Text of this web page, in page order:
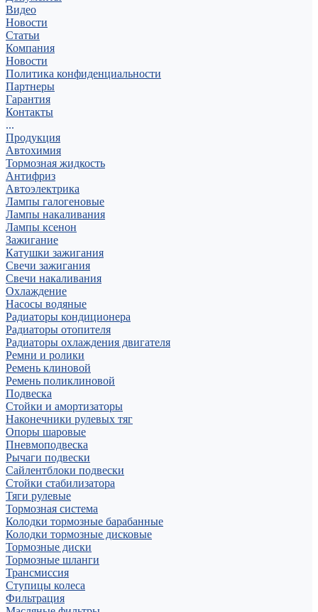
Видео
Новости
Статьи
Компания
Новости
Политика конфиденциальности
Партнеры
Гарантия
Контакты
...
Продукция
Автохимия
Тормозная жидкость
Антифриз
Автоэлектрика
Лампы галогеновые
Лампы накаливания
Лампы ксенон
Зажигание
Катушки зажигания
Свечи зажигания
Свечи накаливания
Охлаждение
Насосы водяные
Радиаторы кондиционера
Радиаторы отопителя
Радиаторы охлаждения двигателя
Ремни и ролики
Ремень клиновой
Ремень поликлиновой
Подвеска
Стойки и амортизаторы
Наконечники рулевых тяг
Опоры шаровые
Пневмоподвеска
Рычаги подвески
Сайлентблоки подвески
Стойки стабилизатора
Тяги рулевые
Тормозная система
Колодки тормозные барабанные
Колодки тормозные дисковые
Тормозные диски
Тормозные шланги
Трансмиссия
Ступицы колеса
Фильтрация